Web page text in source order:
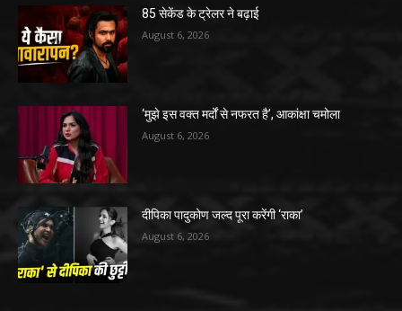
85 सेकेंड के ट्रेलर ने बढ़ाई
August 6, 2026
‘मुझे इस वक्त मर्दों से नफरत है’, आकांक्षा चमोला
August 6, 2026
दीपिका पादुकोण जल्द पूरा करेंगी ‘राका’
August 6, 2026